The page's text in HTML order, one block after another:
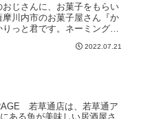
おじさんに、お菓子をもらい
摩川内市のお菓子屋さん『か
っと君です。ネーミングが
市平佐町4221-109:00～19:00
2022.07.21
若草通店は、若草通ア
ある魚が美味しい居酒屋さ